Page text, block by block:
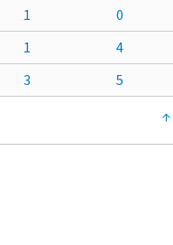
1 0
1 4
3 5
↑